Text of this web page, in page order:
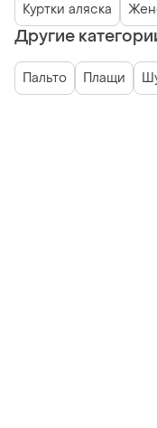
Куртки аляска
Другие
Пальто Плащи